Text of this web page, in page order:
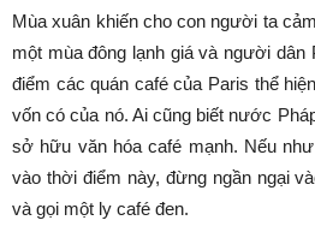
Mùa xuân khiến cho con người ta
một mùa đông lạnh giá và người
điểm các quán café của Paris thể
vốn có của nó. Ai cũng biết nước
sở hữu văn hóa café mạnh. Nếu
vào thời điểm này, đừng ngần ngại
và gọi một ly café đen.